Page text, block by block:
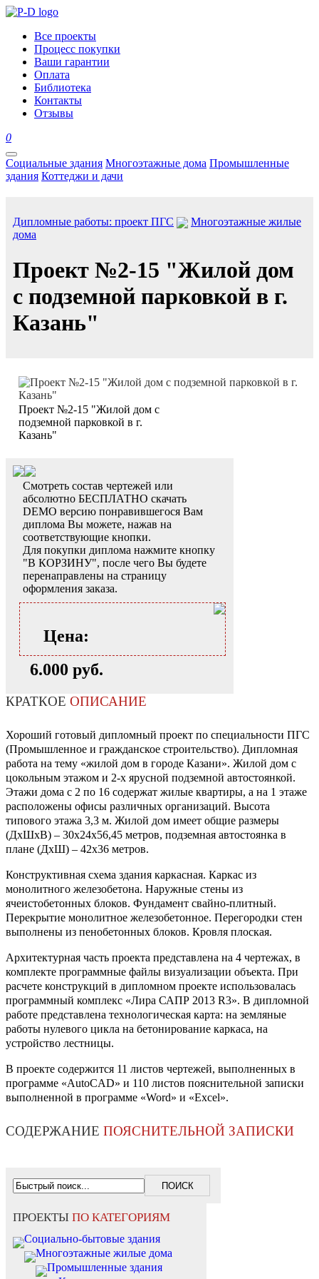
Все проекты
Процесс покупки
Ваши гарантии
Оплата
Библиотека
Контакты
Отзывы
0
Социальные здания Многоэтажные дома Промышленные
здания Коттеджи и дачи
Дипломные работы: проект ПГС
Многоэтажные жилые
дома
Проект №2-15 "Жилой дом
с подземной парковкой в г.
Казань"
Проект №2-15 "Жилой дом с
подземной парковкой в г.
Казань"
Смотреть состав чертежей или
абсолютно БЕСПЛАТНО скачать
DEMO версию понравившегося Вам
диплома Вы можете, нажав на
соответствующие кнопки.
Для покупки диплома нажмите кнопку
"В КОРЗИНУ", после чего Вы будете
перенаправлены на страницу
оформления заказа.
Цена:
6.000 руб.
КРАТКОЕ ОПИСАНИЕ
Хороший готовый дипломный проект по специальности ПГС
(Промышленное и гражданское строительство). Дипломная
работа на тему «жилой дом в городе Казани». Жилой дом с
цокольным этажом и 2-х ярусной подземной автостоянкой.
Этажи дома с 2 по 16 содержат жилые квартиры, а на 1 этаже
расположены офисы различных организаций. Высота
типового этажа 3,3 м. Жилой дом имеет общие размеры
(ДхШхВ) – 30х24х56,45 метров, подземная автостоянка в
плане (ДхШ) – 42х36 метров.
Конструктивная схема здания каркасная. Каркас из
монолитного железобетона. Наружные стены из
ячеистобетонных блоков. Фундамент свайно-плитный.
Перекрытие монолитное железобетонное. Перегородки стен
выполнены из пенобетонных блоков. Кровля плоская.
Архитектурная часть проекта представлена на 4 чертежах, в
комплекте программные файлы визуализации объекта. При
расчете конструкций в дипломном проекте использовалась
программный комплекс «Лира САПР 2013 R3». В дипломной
работе представлена технологическая карта: на земляные
работы нулевого цикла на бетонирование каркаса, на
устройство лестницы.
В проекте содержится 11 листов чертежей, выполненных в
программе «AutoCAD» и 110 листов пояснительной записки
выполненной в программе «Word» и «Exсel».
СОДЕРЖАНИЕ ПОЯСНИТЕЛЬНОЙ ЗАПИСКИ
ПРОЕКТЫ ПО КАТЕГОРИЯМ
Социально-бытовые здания
Многоэтажные жилые дома
Промышленные здания